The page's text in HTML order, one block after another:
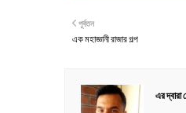
পূর্বতন
এক মহাজ্ঞানী রাজার গল্প
এর দ্বারা